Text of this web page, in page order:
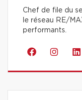
Chef de file du
le réseau RE/
performants.